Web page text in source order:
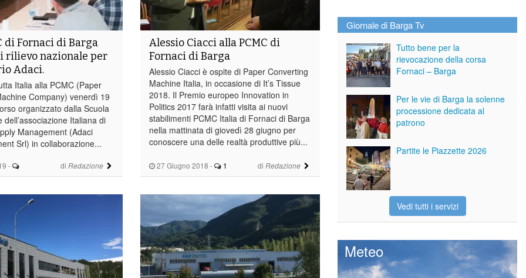
- di Redazione
di Fornaci di Barga
rilievo nazionale per
Adaci.
Italia alla PCMC (Paper
Company) venerdì 19
organizzato dalla Scuola
dell’associazione Italiana di
Management (Adaci
Srl) in collaborazione...
27 Giugno 2018 - 1 di Redazione
Alessio Ciacci alla PCMC di
Fornaci di Barga
Alessio Ciacci è ospite di Paper Converting
Machine Italia, in occasione di It’s Tissue
2018. Il Premio europeo Innovation in
Politics 2017 farà infatti visita ai nuovi
stabilimenti PCMC Italia di Fornaci di Barga
nella mattinata di giovedì 28 giugno per
conoscere una delle realtà produttive più...
Giornale di Barga Tv
Tutto bene per la
rievocazione della corsa
Fornaci – Barga
Per le vie di Barga la solenne
processione dedicata al
patrono
Partite le Piazzette 2026
Vedi tutti i servizi
Meteo